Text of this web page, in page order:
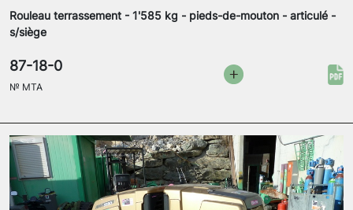
Rouleau terrassement - 1'585 kg - pieds-de-mouton - articulé -
s/siège
87-18-0
№ MTA